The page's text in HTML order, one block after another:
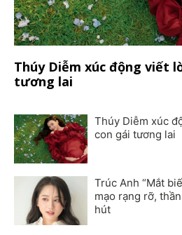
Thúy Diễm xúc động viết
tương lai
Thúy Diễm xúc
con gái tương lai
Trúc Anh “Mắt
mạo rạng rỡ,
hút